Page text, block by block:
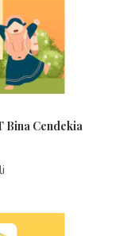
Bina Cendekia